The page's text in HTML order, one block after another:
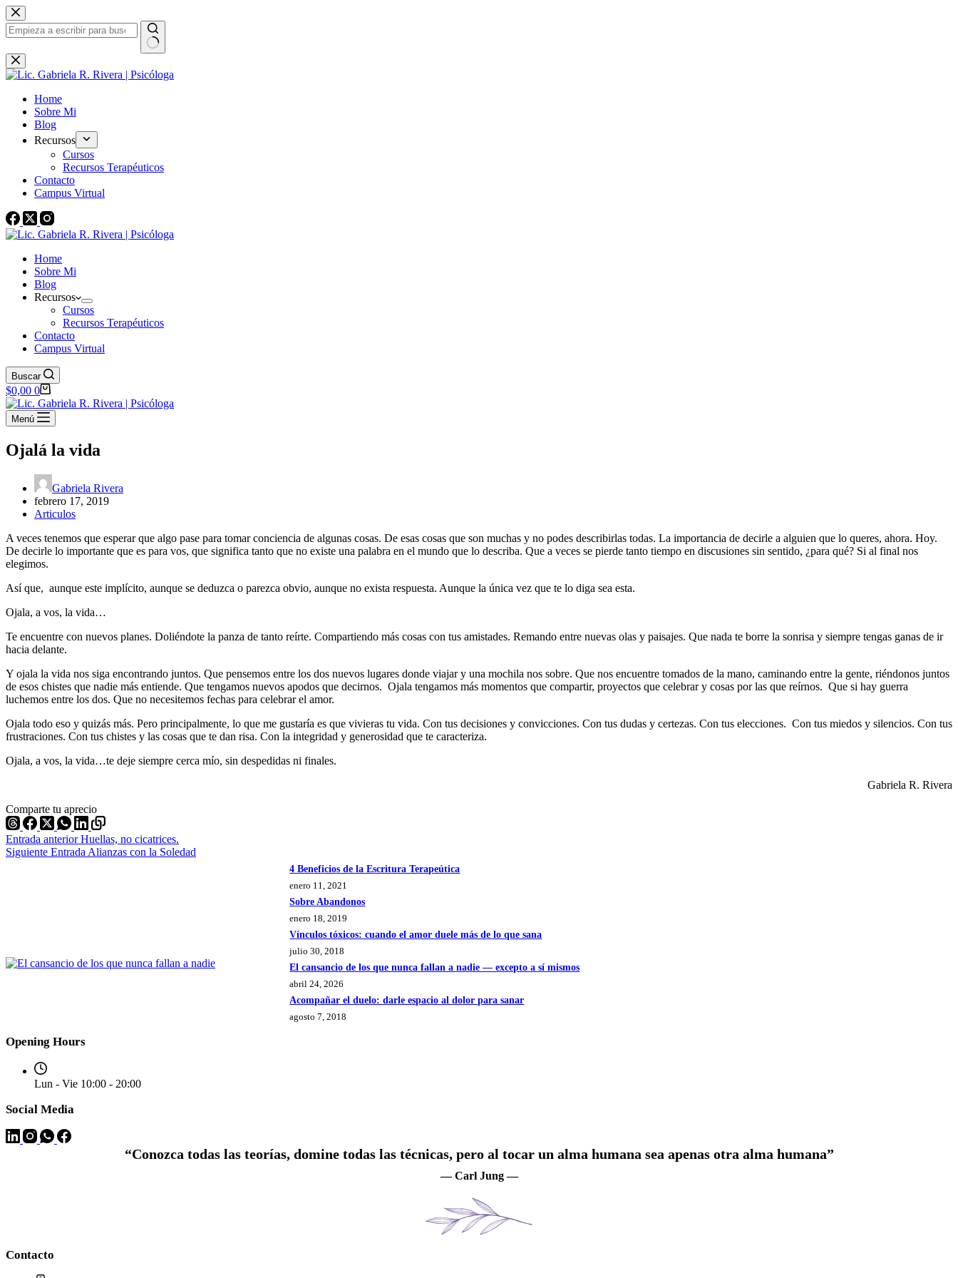
Saltar
al
contenido
Sin
resultados
Home
Sobre Mi
Blog
Recursos
Cursos
Recursos Terapéuticos
Contacto
Campus Virtual
Home
Sobre Mi
Blog
Recursos
Cursos
Recursos Terapéuticos
Contacto
Campus Virtual
Buscar
Carro
de
compra
$0,00 0
Menú
Ojalá la vida
Gabriela Rivera
febrero 17, 2019
Articulos
A veces tenemos que esperar que algo pase para tomar conciencia de algunas cosas. De esas cosas que son muchas y no podes describirlas todas. La importancia de decirle a alguien que lo queres, ahora. Hoy.
De decirle lo importante que es para vos, que significa tanto que no existe una palabra en el mundo que lo describa. Que a veces se pierde tanto tiempo en discusiones sin sentido, ¿para qué? Si al final nos
elegimos.
Así que, aunque este implícito, aunque se deduzca o parezca obvio, aunque no exista respuesta. Aunque la única vez que te lo diga sea esta.
Ojala, a vos, la vida…
Te encuentre con nuevos planes. Doliéndote la panza de tanto reírte. Compartiendo más cosas con tus amistades. Remando entre nuevas olas y paisajes. Que nada te borre la sonrisa y siempre tengas ganas de ir
hacia delante.
Y ojala la vida nos siga encontrando juntos. Que pensemos entre los dos nuevos lugares donde viajar y una mochila nos sobre. Que nos encuentre tomados de la mano, caminando entre la gente, riéndonos juntos
de esos chistes que nadie más entiende. Que tengamos nuevos apodos que decirnos. Ojala tengamos más momentos que compartir, proyectos que celebrar y cosas por las que reírnos. Que si hay guerra
luchemos entre los dos. Que no necesitemos fechas para celebrar el amor.
Ojala todo eso y quizás más. Pero principalmente, lo que me gustaría es que vivieras tu vida. Con tus decisiones y convicciones. Con tus dudas y certezas. Con tus elecciones. Con tus miedos y silencios. Con tus
frustraciones. Con tus chistes y las cosas que te dan risa. Con la integridad y generosidad que te caracteriza.
Ojala, a vos, la vida…te deje siempre cerca mío, sin despedidas ni finales.
Gabriela R. Rivera
Comparte tu aprecio
Entrada anteriorHuellas, no cicatrices.
Siguiente Entrada Alianzas con la Soledad
4 Beneficios de la Escritura Terapeútica
enero 11, 2021
Sobre Abandonos
enero 18, 2019
Vínculos tóxicos: cuando el amor duele más de lo que sana
julio 30, 2018
El cansancio de los que nunca fallan a nadie — excepto a sí mismos
abril 24, 2026
Acompañar el duelo: darle espacio al dolor para sanar
agosto 7, 2018
Opening Hours
Lun - Vie 10:00 - 20:00
Social Media
“Conozca todas las teorías, domine todas las técnicas, pero al tocar un alma humana sea apenas otra alma humana”
— Carl Jung —
Contacto